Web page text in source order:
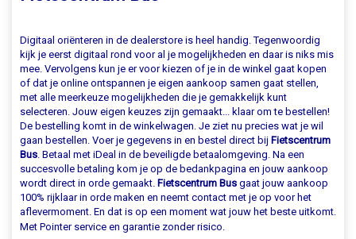
Digitaal oriënteren in de dealerstore is heel handig. Tegenwoordig
kijk je eerst digitaal rond voor al je mogelijkheden en daar is niks mis
mee. Vervolgens kun je er voor kiezen of je in de winkel gaat kopen
of dat je online ontspannen je eigen aankoop samen gaat stellen,
met alle meerkeuze mogelijkheden die je gemakkelijk kunt
selecteren. Jouw eigen keuzes zijn gemaakt... klaar om te bestellen!
De bestelling komt in de winkelwagen. Je ziet nu precies wat je wil
gaan bestellen. Voer je gegevens in en bestel direct bij Fietscentrum
Bus . Betaal met iDeal in de beveiligde betaalomgeving. Na een
succesvolle betaling kom je op de bedankpagina en jouw aankoop
wordt direct in orde gemaakt. Fietscentrum Bus gaat jouw aankoop
100% rijklaar in orde maken en neemt contact met je op voor het
aflevermoment. En dat is op een moment wat jouw het beste uitkomt.
Met Pointer service en garantie zonder risico.